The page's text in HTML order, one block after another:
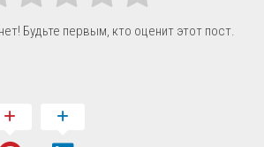
Будьте первым, кто оценит этот пост.